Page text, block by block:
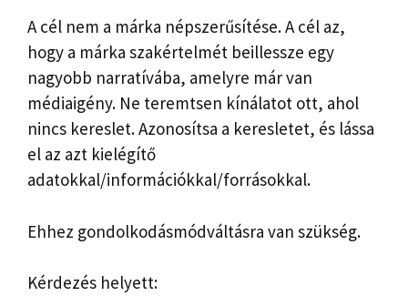
A cél nem a márka népszerűsítése. A cél az,
hogy a márka szakértelmét beillessze egy
nagyobb narratívába, amelyre már van
médiaigény. Ne teremtsen kínálatot ott, ahol
nincs kereslet. Azonosítsa a keresletet, és lássa
el az azt kielégítő
adatokkal/információkkal/forrásokkal.
Ehhez gondolkodásmódváltásra van szükség.
Kérdezés helyett: